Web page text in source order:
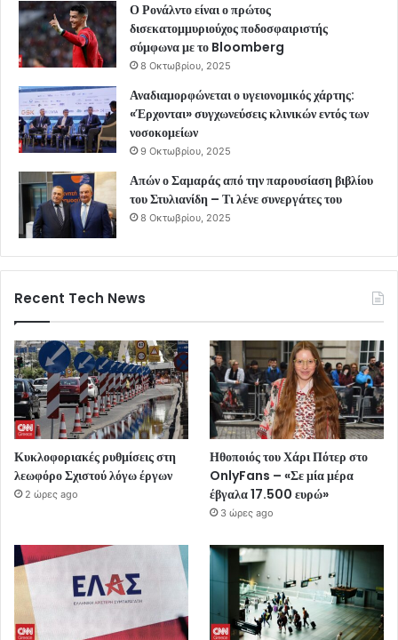
Ο Ρονάλντο είναι ο πρώτος
δισεκατομμυριούχος ποδοσφαιριστής
σύμφωνα με το Bloomberg
8 Οκτωβρίου, 2025
Αναδιαμορφώνεται ο υγειονομικός χάρτης:
«Έρχονται» συγχωνεύσεις κλινικών εντός των
νοσοκομείων
9 Οκτωβρίου, 2025
Απών ο Σαμαράς από την παρουσίαση βιβλίου
του Στυλιανίδη – Τι λένε συνεργάτες του
8 Οκτωβρίου, 2025
Recent Tech News
Κυκλοφοριακές ρυθμίσεις στη
λεωφόρο Σχιστού λόγω έργων
2 ώρες ago
Ηθοποιός του Χάρι Πότερ στο
OnlyFans – «Σε μία μέρα
έβγαλα 17.500 ευρώ»
3 ώρες ago